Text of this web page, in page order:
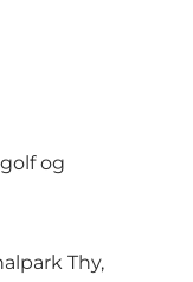
og
Thy,